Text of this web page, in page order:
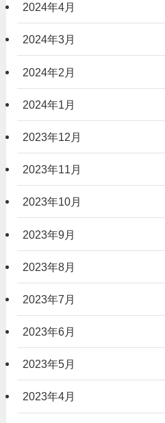
2024年4月
2024年3月
2024年2月
2024年1月
2023年12月
2023年11月
2023年10月
2023年9月
2023年8月
2023年7月
2023年6月
2023年5月
2023年4月